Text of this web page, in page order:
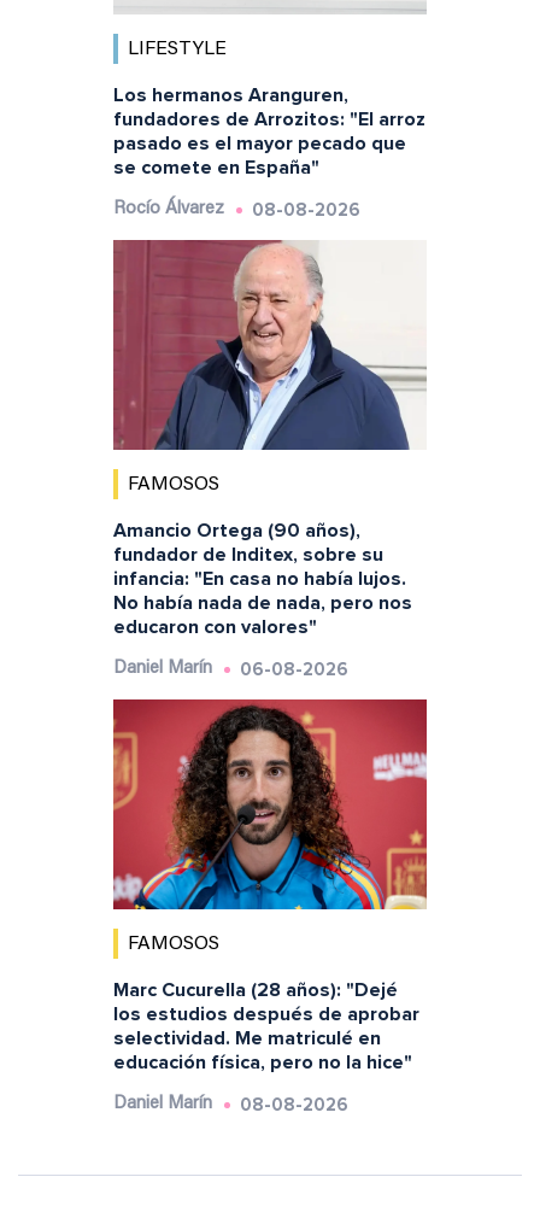
LIFESTYLE
Los hermanos Aranguren,
fundadores de Arrozitos: "El arroz
pasado es el mayor pecado que
se comete en España"
Rocío Álvarez 08-08-2026
FAMOSOS
Amancio Ortega (90 años),
fundador de Inditex, sobre su
infancia: "En casa no había lujos.
No había nada de nada, pero nos
educaron con valores"
Daniel Marín 06-08-2026
FAMOSOS
Marc Cucurella (28 años): "Dejé
los estudios después de aprobar
selectividad. Me matriculé en
educación física, pero no la hice"
Daniel Marín 08-08-2026